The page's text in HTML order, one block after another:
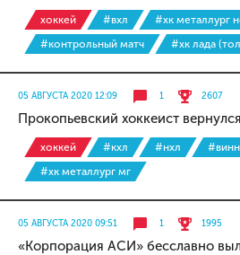
хоккей #вхл
#хк металлург
#контрольный матч
#хк лада
05 АВГУСТА 2020 12:09 1 2607
Прокопьевский хоккеист
хоккей #кхл #нхл
#хк металлург мг
05 АВГУСТА 2020 09:51 1 1995
«Корпорация АСИ» бесславно